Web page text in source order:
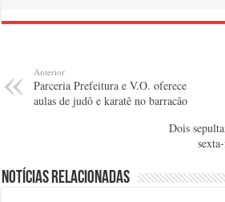
Anterior
Parceria Prefeitura e V.O. oferece
aulas de judô e karatê no barracão
Dois
Notícias relacionadas